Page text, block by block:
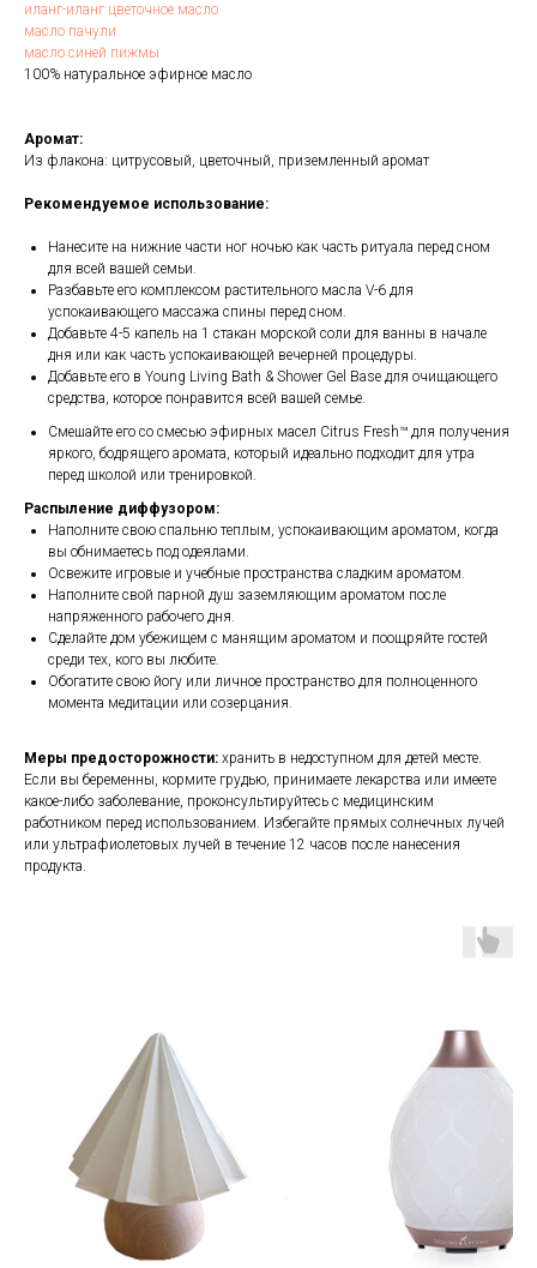
иланг-иланг цветочное масло
масло пачули
масло синей пижмы
100% натуральное эфирное масло
Аромат:
Из флакона: цитрусовый, цветочный, приземленный аромат
Рекомендуемое использование:
Нанесите на нижние части ног ночью как часть ритуала перед сном
для всей вашей семьи.
Разбавьте его комплексом растительного масла V-6 для
успокаивающего массажа спины перед сном.
Добавьте 4-5 капель на 1 стакан морской соли для ванны в начале
дня или как часть успокаивающей вечерней процедуры.
Добавьте его в Young Living Bath & Shower Gel Base для очищающего
средства, которое понравится всей вашей семье.
Смешайте его со смесью эфирных масел Citrus Fresh™ для получения
яркого, бодрящего аромата, который идеально подходит для утра
перед школой или тренировкой.
Распыление диффузором:
Наполните свою спальню теплым, успокаивающим ароматом, когда
вы обнимаетесь под одеялами.
Освежите игровые и учебные пространства сладким ароматом.
Наполните свой парной душ заземляющим ароматом после
напряженного рабочего дня.
Сделайте дом убежищем с манящим ароматом и поощряйте гостей
среди тех, кого вы любите.
Обогатите свою йогу или личное пространство для полноценного
момента медитации или созерцания.
Меры предосторожности: хранить в недоступном для детей месте.
Если вы беременны, кормите грудью, принимаете лекарства или имеете
какое-либо заболевание, проконсультируйтесь с медицинским
работником перед использованием. Избегайте прямых солнечных лучей
или ультрафиолетовых лучей в течение 12 часов после нанесения
продукта.